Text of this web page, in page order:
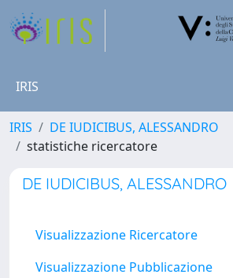
IRIS
IRIS
DE IUDICIBUS, ALESSANDRO
statistiche ricercatore
DE IUDICIBUS, ALESSANDRO
Visualizzazione Ricercatore
Visualizzazione Pubblicazione